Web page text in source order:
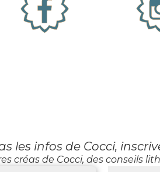
les infos de Cocci,
créas de Cocci, des conseils